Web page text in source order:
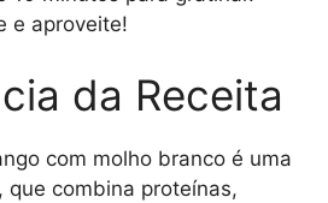
e aproveite!
da Receita
com molho branco é uma
que combina proteínas,